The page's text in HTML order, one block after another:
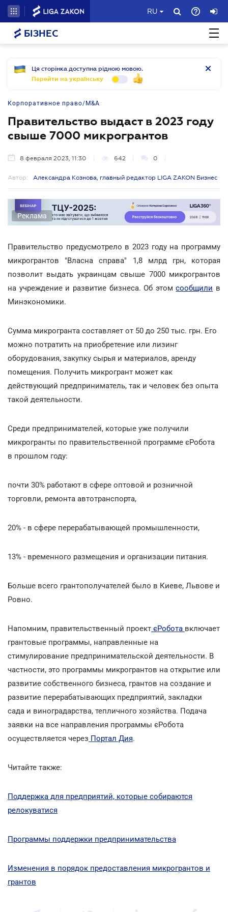
RU
БІЗНЕС
Ця сторінка доступна рідною мовою.
Перейти на українську
Корпоративное право/M&A
Правительство выдаст в 2023 году
свыше 7000 микрогрантов
8 февраля 2023, 11:30 642 0
Автор: Александра Кознова, главный редактор LIGA ZAKON Бизнес
Реклама
Правительство предусмотрело в 2023 году на программу
микрогрантов "Власна справа" 1,8 млрд грн, которая
позволит выдать украинцам свыше 7000 микрогрантов
на учреждение и развитие бизнеса. Об этомсообщили в
Минэкономики.
Сумма микрогранта составляет от 50 до 250 тыс. грн. Его
можно потратить на приобретение или лизинг
оборудования, закупку сырья и материалов, аренду
помещения. Получить микрогрант может как
действующий предприниматель, так и человек без опыта
такой деятельности.
Среди предпринимателей, которые уже получили
микрогранты по правительственной программе єРобота
в прошлом году:
почти 30% работают в сфере оптовой и розничной
торговли, ремонта автотранспорта,
20% - в сфере перерабатывающей промышленности,
13% - временного размещения и организации питания.
Больше всего грантополучателей было в Киеве, Львове и
Ровно.
Напомним, правительственный проект єРобота включает
грантовые программы, направленные на
стимулирование предпринимательской деятельности. В
частности, это программы микрогрантов на открытие или
развитие собственного бизнеса, грантов на создание и
развитие перерабатывающих предприятий, закладки
сада и виноградарства, тепличного хозяйства. Подача
заявки на все направления программы єРобота
осуществляется через Портал Дия.
Читайте также:
Поддержка для предприятий, которые собираются
релокуватися
Программы поддержки предпринимательства
Изменения в порядок предоставления микрогрантов и
грантов